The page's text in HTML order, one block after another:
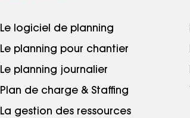
Le logiciel de planning
Le planning pour chantier
Le planning journalier
Plan de charge & Staffing
La gestion des ressources